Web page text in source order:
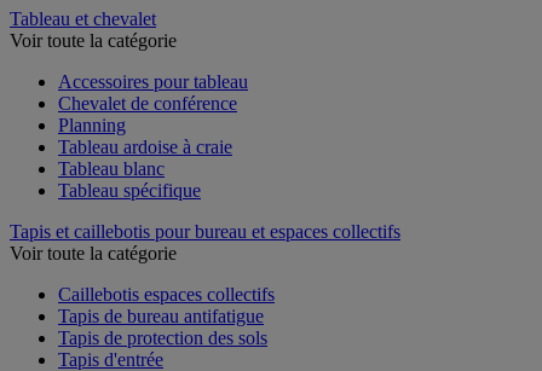
Tableau et chevalet
Voir toute la catégorie
Accessoires pour tableau
Chevalet de conférence
Planning
Tableau ardoise à craie
Tableau blanc
Tableau spécifique
Tapis et caillebotis pour bureau et espaces collectifs
Voir toute la catégorie
Caillebotis espaces collectifs
Tapis de bureau antifatigue
Tapis de protection des sols
Tapis d'entrée